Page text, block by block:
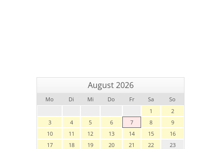
August 2026
Mo Di Mi Do Fr Sa
So
1
2
3
4 5 6 7 8
9
10
11 12 13 14 15
16
17
18 19 20 21 22
23